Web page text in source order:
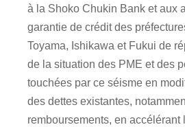
à la Shoko Chukin Bank et aux
garantie de crédit des
Toyama, Ishikawa et Fukui de
de la situation des PME et des
touchées par ce séisme en
des dettes existantes,
remboursements, en accélérant